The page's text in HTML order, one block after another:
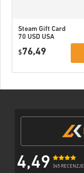
Steam Gift Card
70 USD USA
$76,49
4,49 345 RECENZJE